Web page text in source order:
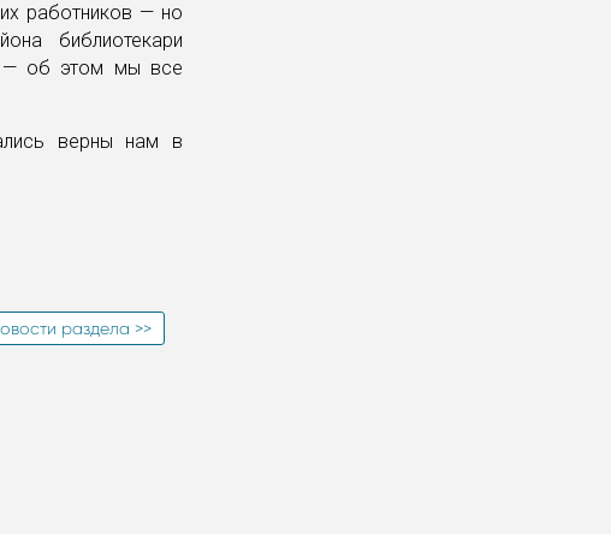
работников — но
библиотекари
— об этом мы все
верны нам в
раздела >>